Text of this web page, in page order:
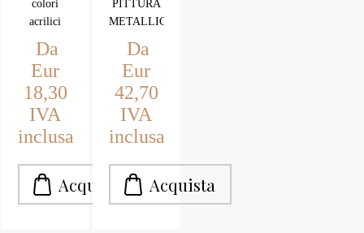
Fosforo
colori
acrilici
luminescenti
a base
acquosa per
hobbistica,
belle arti,
scritte,
cartelli
pubblicitari,
scenografie,
vetrine,
Da
Eur
18,30
IVA
inclusa
PITTURA
METALLICA
KG.1
Da
Eur
42,70
IVA
inclusa